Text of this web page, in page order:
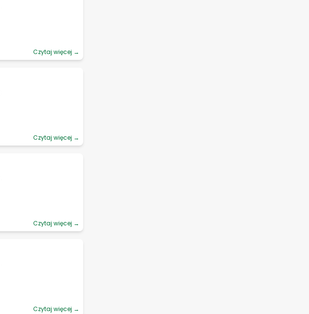
Czytaj więcej →
Czytaj więcej →
Czytaj więcej →
Czytaj więcej →